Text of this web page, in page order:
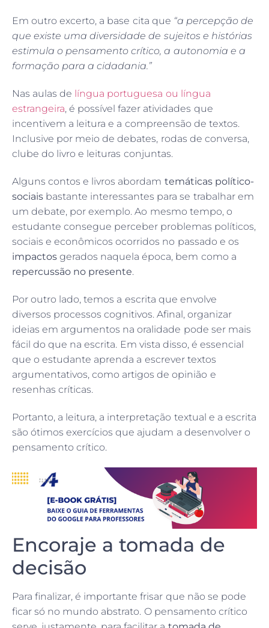
Em outro excerto, a base cita que “a percepção de
que existe uma diversidade de sujeitos e histórias
estimula o pensamento crítico, a autonomia e a
formação para a cidadania.”
Nas aulas de língua portuguesa ou língua
estrangeira, é possível fazer atividades que
incentivem a leitura e a compreensão de textos.
Inclusive por meio de debates, rodas de conversa,
clube do livro e leituras conjuntas.
Alguns contos e livros abordam temáticas político-
sociais bastante interessantes para se trabalhar em
um debate, por exemplo. Ao mesmo tempo, o
estudante consegue perceber problemas políticos,
sociais e econômicos ocorridos no passado e os
impactos gerados naquela época, bem como a
repercussão no presente.
Por outro lado, temos a escrita que envolve
diversos processos cognitivos. Afinal, organizar
ideias em argumentos na oralidade pode ser mais
fácil do que na escrita. Em vista disso, é essencial
que o estudante aprenda a escrever textos
argumentativos, como artigos de opinião e
resenhas críticas.
Portanto, a leitura, a interpretação textual e a escrita
são ótimos exercícios que ajudam a desenvolver o
pensamento crítico.
Encoraje a tomada de
decisão
Para finalizar, é importante frisar que não se pode
ficar só no mundo abstrato. O pensamento crítico